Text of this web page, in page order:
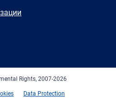
Rights, 2007-2026
Data Protection